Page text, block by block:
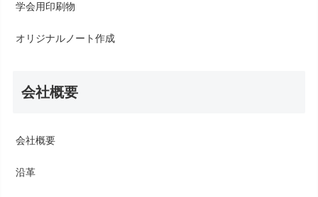
学会用印刷物
オリジナルノート作成
会社概要
会社概要
沿革